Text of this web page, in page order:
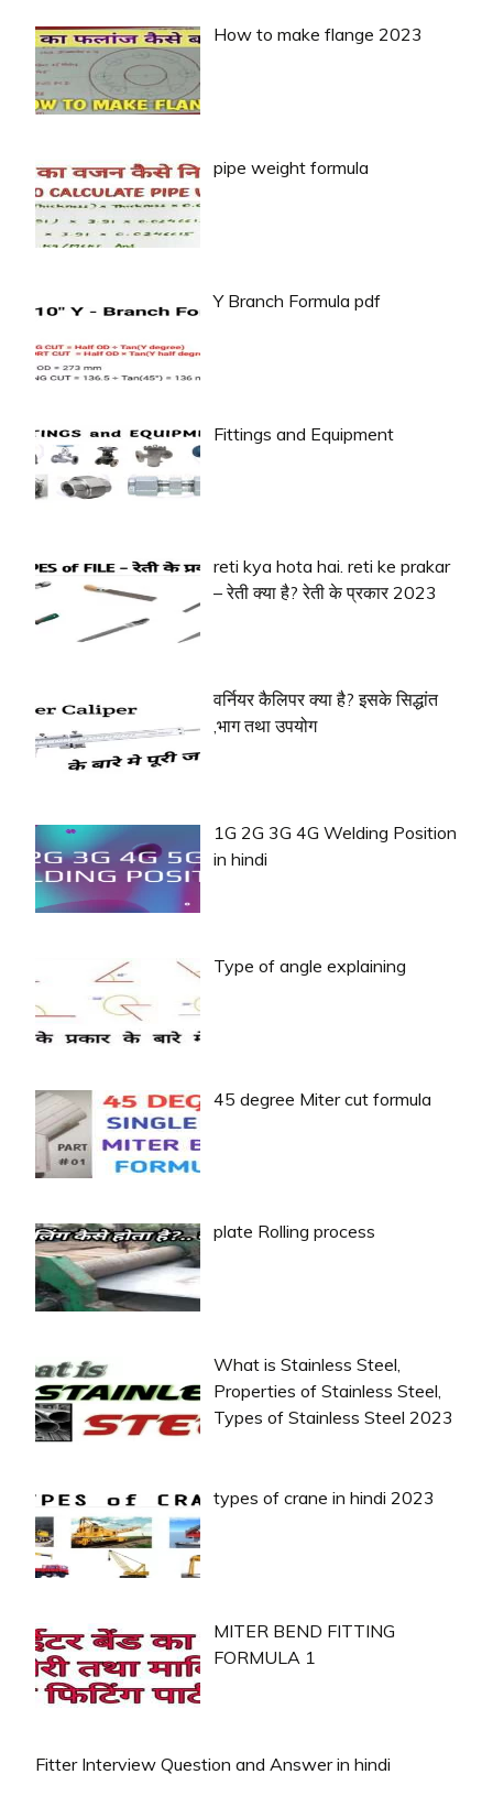
How to make flange 2023
pipe weight formula
Y Branch Formula pdf
Fittings and Equipment
reti kya hota hai. reti ke prakar
– रेती क्या है? रेती के प्रकार 2023
वर्नियर कैलिपर क्या है? इसके सिद्धांत
,भाग तथा उपयोग
1G 2G 3G 4G Welding Position
in hindi
Type of angle explaining
45 degree Miter cut formula
plate Rolling process
What is Stainless Steel,
Properties of Stainless Steel,
Types of Stainless Steel 2023
types of crane in hindi 2023
MITER BEND FITTING
FORMULA 1
Fitter Interview Question and Answer in hindi